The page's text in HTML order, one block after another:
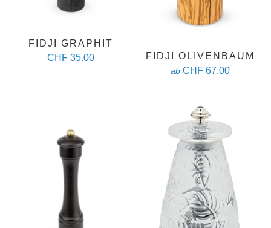
FIDJI GRAPHIT
CHF 35.00
FIDJI OLIVENBAUM
ab CHF 67.00